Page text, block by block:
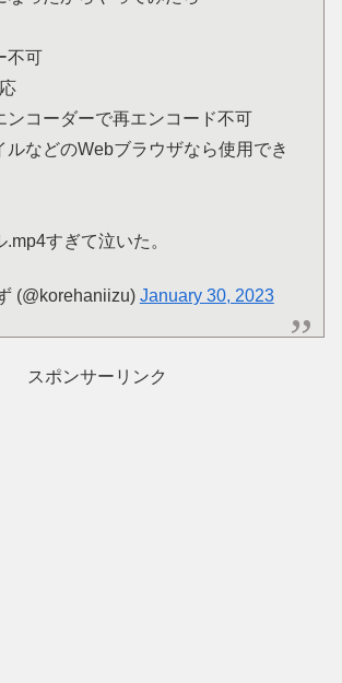
不可
ンコーダーで再エンコード不可
ルなどのWebブラウザなら使用でき
すぎて泣いた。
(@korehaniizu) January 30, 2023
スポンサーリンク